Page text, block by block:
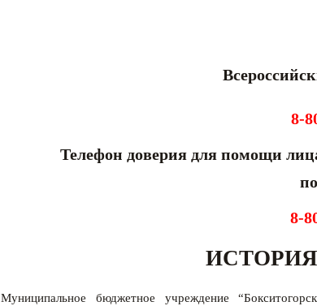
8-
Телефон доверия для помощи
8-
Муниципальное бюджетное учреждение